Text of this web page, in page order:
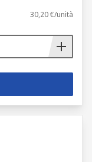
30,20 €/unità